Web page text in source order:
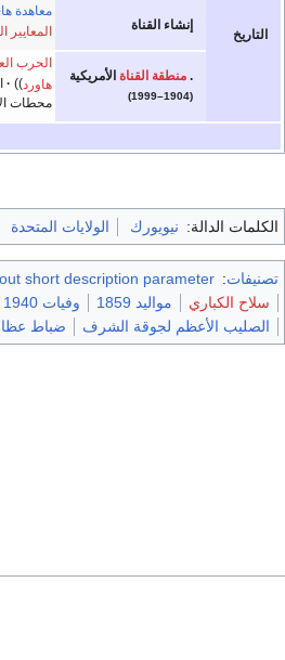
التاريخ
إنشاء القناة
معاهدة
المعايير
.منطقة القناة الأمريكية
(1904–1999)
الحرب
هاورد
محطات
الكلمات الدالة: نيويورك الولايات المتحدة
تصنيفات:
short description parameter
سلاح الكباري
مواليد 1859 وفيات 1940
الصليب الأعظم لجوقة الشرف
ضباط